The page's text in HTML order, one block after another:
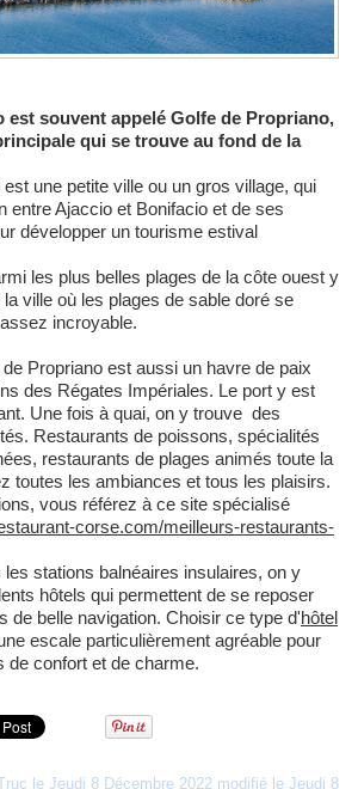
qui se trouve au fond de la
une petite ville ou un gros village, qui
entre Ajaccio et Bonifacio et de ses
développer un tourisme estival
les plus belles plages de la côte ouest y
ville où les plages de sable doré se
incroyable.
Propriano est aussi un havre de paix
des Régates Impériales. Le port y est
Une fois à quai, on y trouve des
Restaurants de poissons, spécialités
restaurants de plages animés toute la
toutes les ambiances et tous les plaisirs.
vous référez à ce site spécialisé
corse.com/meilleurs-restaurants-
stations balnéaires insulaires, on y
hôtels qui permettent de se reposer
de belle navigation. Choisir ce type d'hôtel
escale particulièrement agréable pour
de confort et de charme.
le Jeudi 8 Décembre 2022 modifié le Jeudi 8